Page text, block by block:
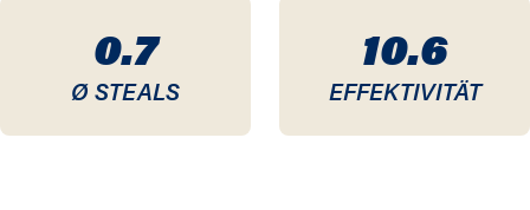
0.7
Ø STEALS
10.6
EFFEKTIVITÄT